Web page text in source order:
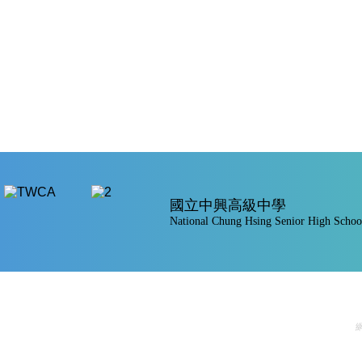
國立中興高級中學
National Chung Hsing Senior High